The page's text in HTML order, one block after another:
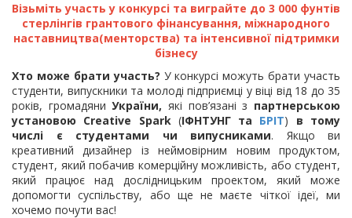
Візьміть участь у конкурсі та виграйте до 3 000 фунтів
стерлінгів грантового фінансування, міжнародного
наставництва(менторства) та інтенсивної підтримки
бізнесу
Хто може брати участь? У конкурсі можуть брати участь
студенти, випускники та молоді підприємці у віці від 18 до 35
років, громадяниУкраїни,які пов’язані з партнерською
установою Creative Spark(ІФНТУНГ та БРІТ) в тому
числі є студентами чи випусниками. Якщо ви
креативний дизайнер із неймовірним новим продуктом,
студент, який побачив комерційну можливість, або студент,
який працює над дослідницьким проектом, який може
допомогти суспільству, або ще не маєте чіткої ідеї, ми
хочемо почути вас!